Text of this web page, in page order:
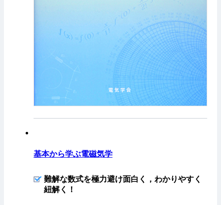
基本から学ぶ電磁気学
難解な数式を極力避け面白く，わかりやすく
紐解く！